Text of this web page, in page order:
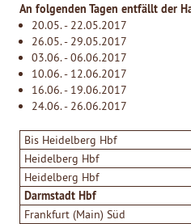
An folgenden Tagen entfällt der
20.05. - 22.05.2017
26.05. - 29.05.2017
03.06. - 06.06.2017
10.06. - 12.06.2017
16.06. - 19.06.2017
24.06. - 26.06.2017
Bis Heidelberg Hbf
Heidelberg Hbf
Heidelberg Hbf
Darmstadt Hbf
Frankfurt (Main) Süd